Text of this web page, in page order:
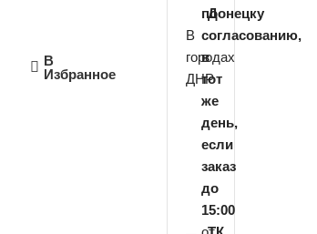
В
Избранное
Донецку
В
городах
ДНР
по
согласованию,
в
тот
же
день,
если
заказ
до
15:00